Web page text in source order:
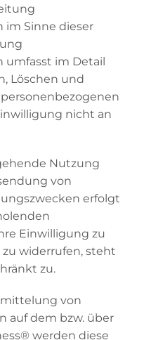
im Sinne dieser
umfasst im Detail
Löschen und
nicht an
Nutzung
von
erfolgt
Einwilligung zu
widerrufen, steht
zu.
von
auf dem bzw. über
werden diese